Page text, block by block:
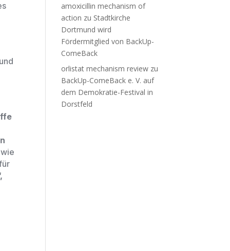
wie
amoxicillin mechanism of
action zu Stadtkirche
Dortmund wird
Fördermitglied von BackUp-
ComeBack
orlistat mechanism review zu
BackUp-ComeBack e. V. auf
dem Demokratie-Festival in
Dorstfeld